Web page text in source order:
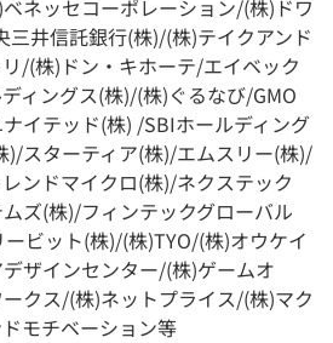
ネッセコーポレーション/(株)ドワ
三井信託銀行(株)/(株)テイクアンド
/(株)ドン・キホーテ/エイベック
ィングス(株)/(株)ぐるなび/GMO
イテッド(株) /SBIホールディング
)/スターティア(株)/エムスリー(株)/
ンドマイクロ(株)/ネクステック
ズ(株)/フィンテックグローバル
ビット(株)/(株)TYO/(株)オウケイ
ザインセンター/(株)ゲームオ
クス/(株)ネットプライス/(株)マク
モチベーション等